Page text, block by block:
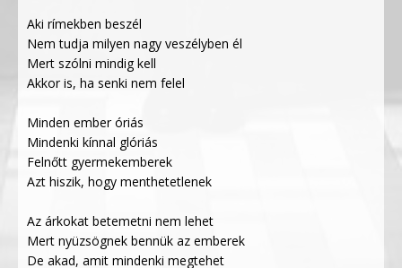
Aki rímekben beszél
Nem tudja milyen nagy veszélyben él
Mert szólni mindig kell
Akkor is, ha senki nem felel
Minden ember óriás
Mindenki kínnal glóriás
Felnőtt gyermekemberek
Azt hiszik, hogy menthetetlenek
Az árkokat betemetni nem lehet
Mert nyüzsögnek bennük az emberek
De akad, amit mindenki megtehet